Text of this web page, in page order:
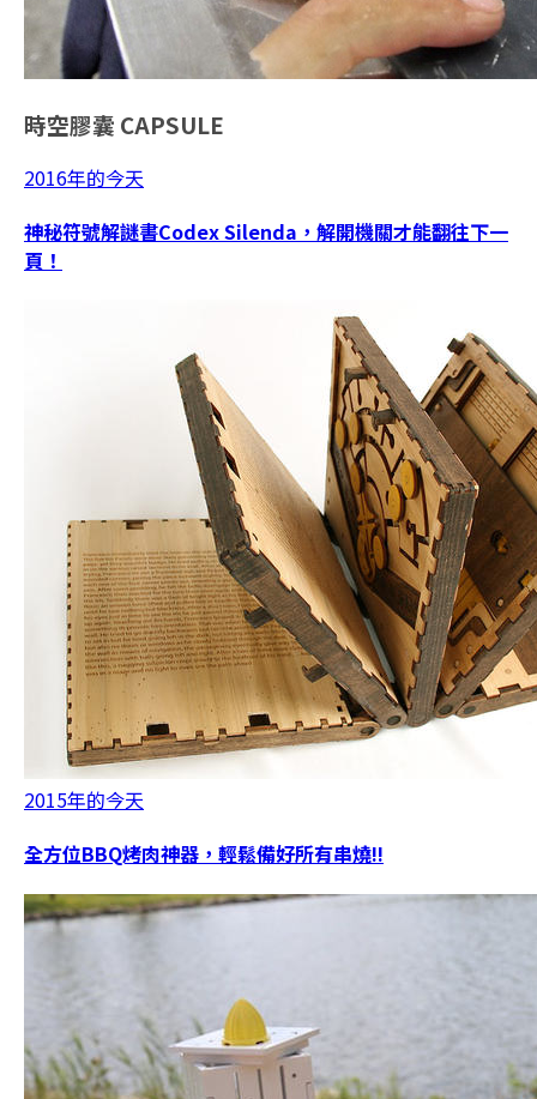
時空膠囊 CAPSULE
2016年的今天
神秘符號解謎書Codex Silenda，解開機關才能翻往下一
頁！
2015年的今天
全方位BBQ烤肉神器，輕鬆備好所有串燒!!